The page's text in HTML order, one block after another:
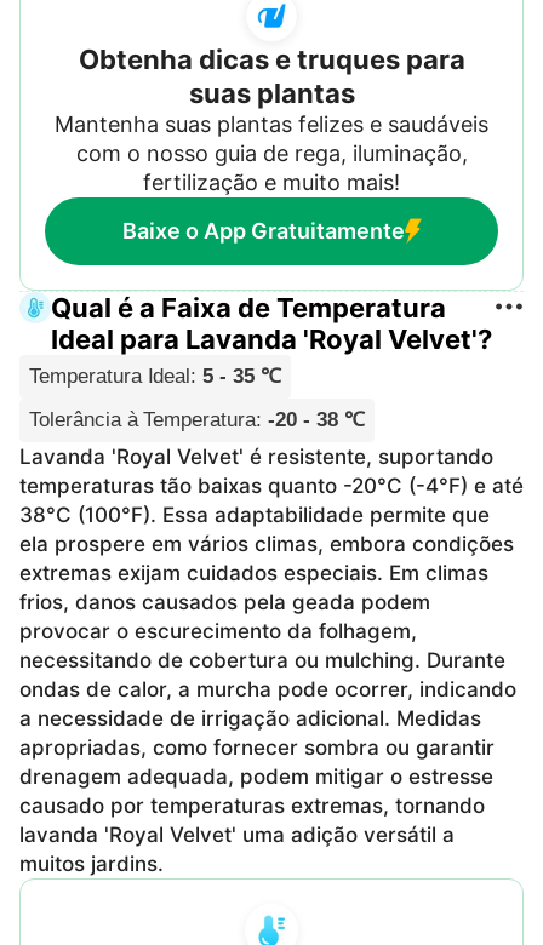
Obtenha dicas e truques para
suas plantas
Mantenha suas plantas felizes e saudáveis
com o nosso guia de rega, iluminação,
fertilização e muito mais!
Baixe o App Gratuitamente
Qual é a Faixa de Temperatura
Ideal para Lavanda 'Royal Velvet'?
Temperatura Ideal: 5 - 35 ℃
Tolerância à Temperatura: -20 - 38 ℃
Lavanda 'Royal Velvet' é resistente, suportando
temperaturas tão baixas quanto -20°C (-4°F) e até
38°C (100°F). Essa adaptabilidade permite que
ela prospere em vários climas, embora condições
extremas exijam cuidados especiais. Em climas
frios, danos causados pela geada podem
provocar o escurecimento da folhagem,
necessitando de cobertura ou mulching. Durante
ondas de calor, a murcha pode ocorrer, indicando
a necessidade de irrigação adicional. Medidas
apropriadas, como fornecer sombra ou garantir
drenagem adequada, podem mitigar o estresse
causado por temperaturas extremas, tornando
lavanda 'Royal Velvet' uma adição versátil a
muitos jardins.